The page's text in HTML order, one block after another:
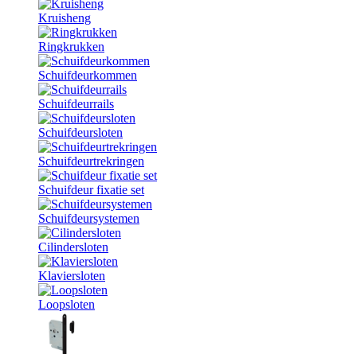
Kruisheng
Ringkrukken
Schuifdeurkommen
Schuifdeurrails
Schuifdeursloten
Schuifdeurtrekringen
Schuifdeur fixatie set
Schuifdeursystemen
Cilindersloten
Klaviersloten
Loopsloten